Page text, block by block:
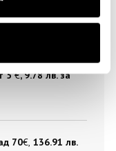
5€, 9.78 лв. за
70€ , 136.91 лв.